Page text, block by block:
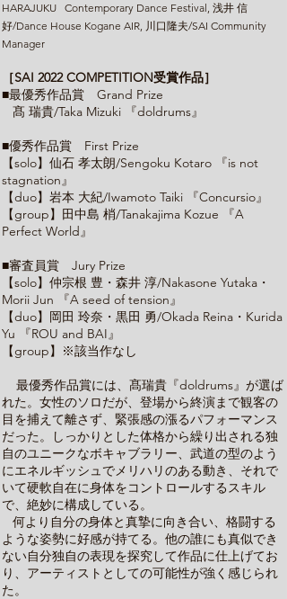
HARAJUKU Contemporary Dance Festival, 浅井 信
好/Dance House Kogane AIR, 川口隆夫/SAI Community
Manager
［SAI 2022 COMPETITION受賞作品］
■最優秀作品賞 Grand Prize
髙 瑞貴/Taka Mizuki 『doldrums』
■優秀作品賞 First Prize
【solo】仙石 孝太朗/Sengoku Kotaro 『is not
stagnation』
【duo】岩本 大紀/Iwamoto Taiki 『Concursio』
【group】田中島 梢/Tanakajima Kozue 『A
Perfect World』
■審査員賞 Jury Prize
【solo】仲宗根 豊・森井 淳/Nakasone Yutaka・
Morii Jun 『A seed of tension』
【duo】岡田 玲奈・黒田 勇/Okada Reina・Kurida
Yu 『ROU and BAI』
【group】※該当作なし
最優秀作品賞には、髙瑞貴『doldrums』が選ば
れた。女性のソロだが、登場から終演まで観客の
目を捕えて離さず、緊張感の漲るパフォーマンス
だった。しっかりとした体格から繰り出される独
自のユニークなボキャブラリー、武道の型のよう
にエネルギッシュでメリハリのある動き、それで
いて硬軟自在に身体をコントロールするスキル
で、絶妙に構成している。
何より自分の身体と真摯に向き合い、格闘する
ような姿勢に好感が持てる。他の誰にも真似でき
ない自分独自の表現を探究して作品に仕上げてお
り、アーティストとしての可能性が強く感じられ
た。